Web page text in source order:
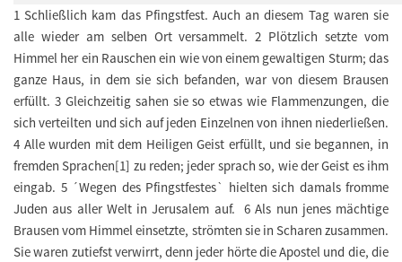
1 Schließlich kam das Pfingstfest. Auch an diesem Tag waren sie
alle wieder am selben Ort versammelt. 2 Plötzlich setzte vom
Himmel her ein Rauschen ein wie von einem gewaltigen Sturm; das
ganze Haus, in dem sie sich befanden, war von diesem Brausen
erfüllt. 3 Gleichzeitig sahen sie so etwas wie Flammenzungen, die
sich verteilten und sich auf jeden Einzelnen von ihnen niederließen.
4 Alle wurden mit dem Heiligen Geist erfüllt, und sie begannen, in
fremden Sprachen[1] zu reden; jeder sprach so, wie der Geist es ihm
eingab. 5 ´Wegen des Pfingstfestes` hielten sich damals fromme
Juden aus aller Welt in Jerusalem auf. 6 Als nun jenes mächtige
Brausen vom Himmel einsetzte, strömten sie in Scharen zusammen.
Sie waren zutiefst verwirrt, denn jeder hörte die Apostel und die, die